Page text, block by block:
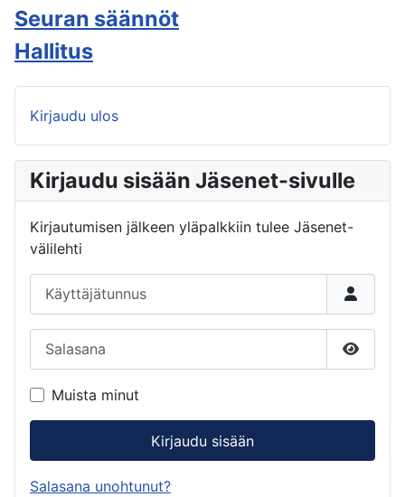
Seuran säännöt
Hallitus
Kirjaudu ulos
Kirjaudu sisään Jäsenet-sivulle
Kirjautumisen jälkeen yläpalkkiin tulee Jäsenet-
välilehti
Näytä
Muista minut
Kirjaudu sisään
Salasana unohtunut?